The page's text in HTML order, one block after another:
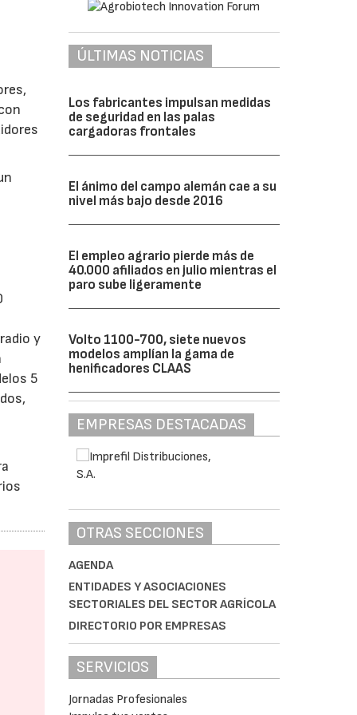
y
5
ÚLTIMAS NOTICIAS
Los fabricantes impulsan medidas
de seguridad en las palas
cargadoras frontales
El ánimo del campo alemán cae a su
nivel más bajo desde 2016
El empleo agrario pierde más de
40.000 afiliados en julio mientras el
paro sube ligeramente
Volto 1100-700, siete nuevos
modelos amplían la gama de
henificadores CLAAS
EMPRESAS DESTACADAS
OTRAS SECCIONES
AGENDA
ENTIDADES Y ASOCIACIONES
SECTORIALES DEL SECTOR AGRÍCOLA
DIRECTORIO POR EMPRESAS
SERVICIOS
Jornadas Profesionales